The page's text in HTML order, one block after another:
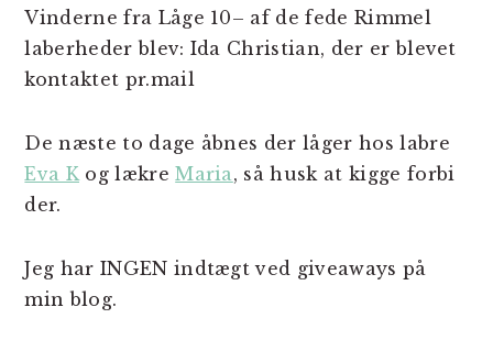
Vinderne fra Låge 10– af de fede Rimmel
laberheder blev: Ida Christian, der er blevet
kontaktet pr.mail
De næste to dage åbnes der låger hos labre
Eva Kog lækreMaria, så husk at kigge forbi
der.
Jeg har INGEN indtægt ved giveaways på
min blog.